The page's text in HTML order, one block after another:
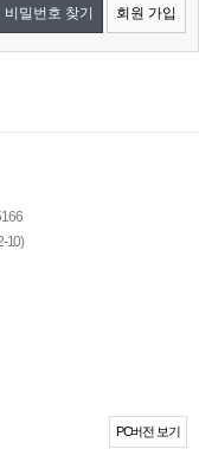
비밀번호 찾기 회원 가입
10)
PC버전 보기